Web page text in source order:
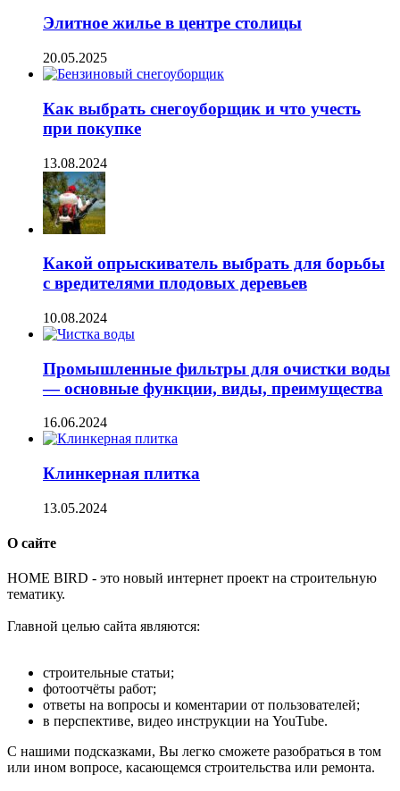
Элитное жилье в центре столицы
20.05.2025
Как выбрать снегоуборщик и что учесть
при покупке
13.08.2024
Какой опрыскиватель выбрать для борьбы
с вредителями плодовых деревьев
10.08.2024
Промышленные фильтры для очистки воды
— основные функции, виды, преимущества
16.06.2024
Клинкерная плитка
13.05.2024
О сайте
HOME BIRD - это новый интернет проект на строительную
тематику.
Главной целью сайта являются:
строительные статьи;
фотоотчёты работ;
ответы на вопросы и коментарии от пользователей;
в перспективе, видео инструкции на YouTube.
С нашими подсказками, Вы легко сможете разобраться в том
или ином вопросе, касающемся строительства или ремонта.